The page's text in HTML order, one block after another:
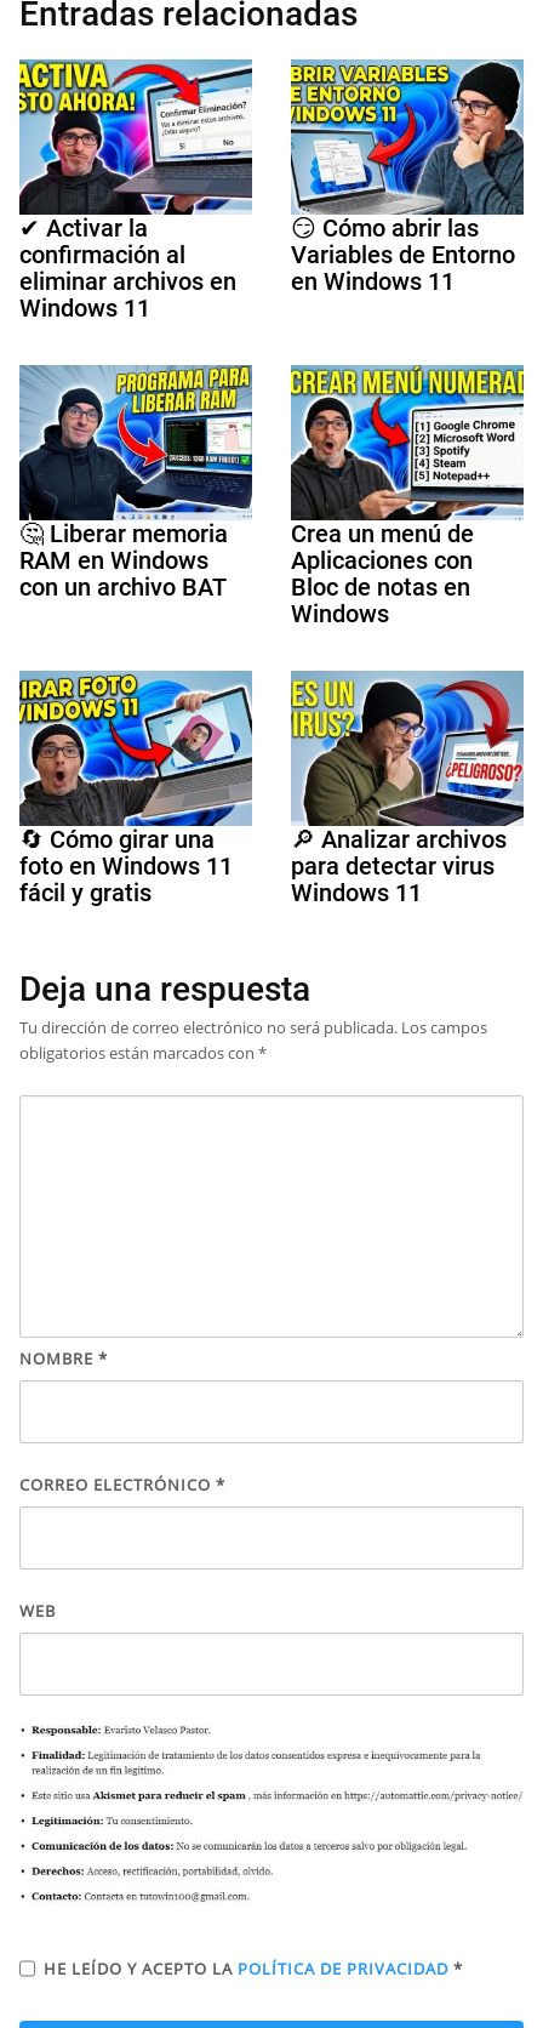
Entradas relacionadas
✔ Activar la
confirmación al
eliminar archivos en
Windows 11
😏 Cómo abrir las
Variables de Entorno
en Windows 11
🤔 Liberar memoria
RAM en Windows
con un archivo BAT
Crea un menú de
Aplicaciones con
Bloc de notas en
Windows
🔄 Cómo girar una
foto en Windows 11
fácil y gratis
🔎 Analizar archivos
para detectar virus
Windows 11
Deja una respuesta
Tu dirección de correo electrónico no será publicada. Los campos
obligatorios están marcados con *
NOMBRE *
CORREO ELECTRÓNICO *
WEB
HE LEÍDO Y ACEPTO LA POLÍTICA DE PRIVACIDAD *